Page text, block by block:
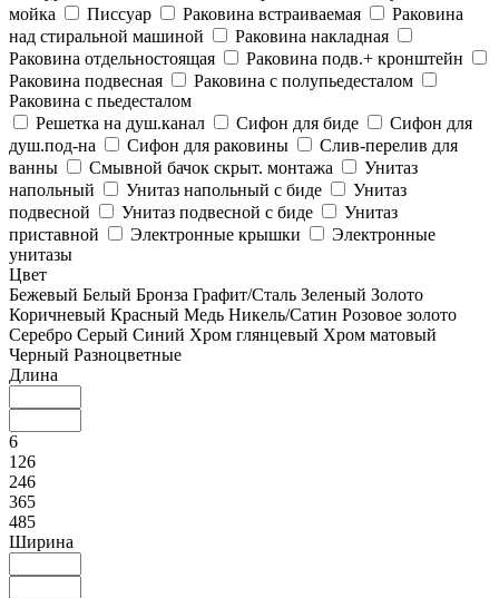
мойка
Писсуар Раковина встраиваемая
Раковина
над стиральной машиной
Раковина накладная
Раковина отдельностоящая
Раковина подв.+ кронштейн
Раковина подвесная
Раковина с полупьедесталом
Раковина с пьедесталом
Решетка на душ.канал
Сифон для биде
Сифон для
душ.под-на
Сифон для раковины
Слив-перелив для
ванны
Смывной бачок скрыт. монтажа
Унитаз
напольный
Унитаз напольный с биде
Унитаз
подвесной
Унитаз подвесной с биде
Унитаз
приставной
Электронные крышки
Электронные
унитазы
Цвет
Бежевый Белый Бронза Графит/Сталь Зеленый Золото
Коричневый Красный Медь Никель/Сатин Розовое золото
Серебро Серый Синий Хром глянцевый Хром матовый
Черный Разноцветные
Длина
6
126
246
365
485
Ширина